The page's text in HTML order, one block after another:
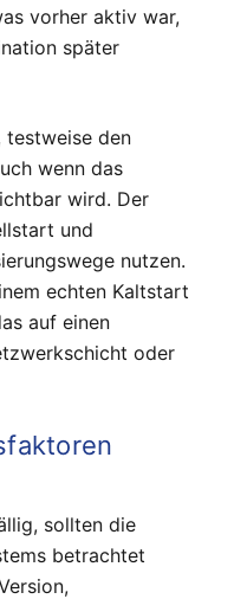
vorher aktiv war,
später
testweise den
wenn das
wird. Der
und
nutzen.
echten Kaltstart
auf einen
oder
sollten die
betrachtet